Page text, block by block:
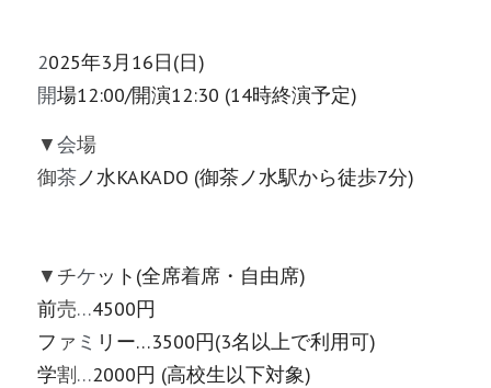
2025年3月16日(日)
開場12:00/開演12:30 (14時終演予定)
▼会場
御茶ノ水KAKADO (御茶ノ水駅から徒歩7分)
▼チケット(全席着席・自由席)
前売…4500円
フ ァ ミ リー…3500円(3名以上で利用可)
学割…2000円 (高校生以下対象)